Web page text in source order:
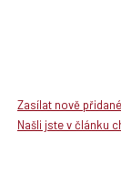
Zasílat nově
Našli jste v článku